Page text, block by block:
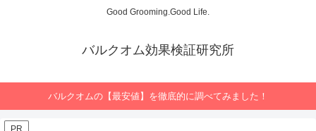
Good Grooming.Good Life.
バルクオム効果検証研究所
バルクオムの【最安値】を徹底的に調べてみました！
PR